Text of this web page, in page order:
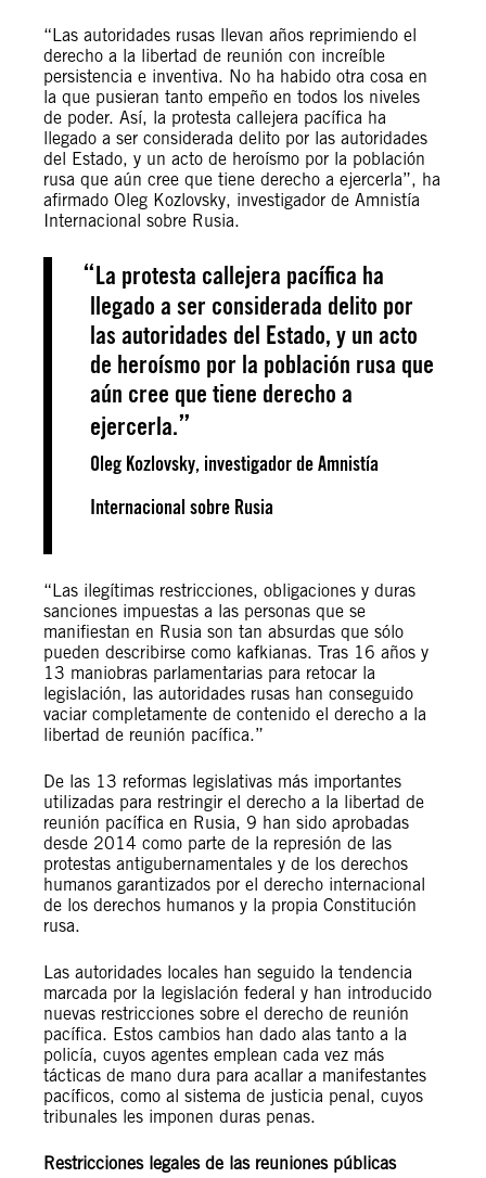
“Las autoridades rusas llevan años reprimiendo el
derecho a la libertad de reunión con increíble
persistencia e inventiva. No ha habido otra cosa en
la que pusieran tanto empeño en todos los niveles
de poder. Así, la protesta callejera pacífica ha
llegado a ser considerada delito por las autoridades
del Estado, y un acto de heroísmo por la población
rusa que aún cree que tiene derecho a ejercerla”, ha
afirmado Oleg Kozlovsky, investigador de Amnistía
Internacional sobre Rusia.
La protesta callejera pacífica ha
llegado a ser considerada delito por
las autoridades del Estado, y un acto
de heroísmo por la población rusa que
aún cree que tiene derecho a
ejercerla.
Oleg Kozlovsky, investigador de Amnistía
Internacional sobre Rusia
“Las ilegítimas restricciones, obligaciones y duras
sanciones impuestas a las personas que se
manifiestan en Rusia son tan absurdas que sólo
pueden describirse como kafkianas. Tras 16 años y
13 maniobras parlamentarias para retocar la
legislación, las autoridades rusas han conseguido
vaciar completamente de contenido el derecho a la
libertad de reunión pacífica.”
De las 13 reformas legislativas más importantes
utilizadas para restringir el derecho a la libertad de
reunión pacífica en Rusia, 9 han sido aprobadas
desde 2014 como parte de la represión de las
protestas antigubernamentales y de los derechos
humanos garantizados por el derecho internacional
de los derechos humanos y la propia Constitución
rusa.
Las autoridades locales han seguido la tendencia
marcada por la legislación federal y han introducido
nuevas restricciones sobre el derecho de reunión
pacífica. Estos cambios han dado alas tanto a la
policía, cuyos agentes emplean cada vez más
tácticas de mano dura para acallar a manifestantes
pacíficos, como al sistema de justicia penal, cuyos
tribunales les imponen duras penas.
Restricciones legales de las reuniones públicas